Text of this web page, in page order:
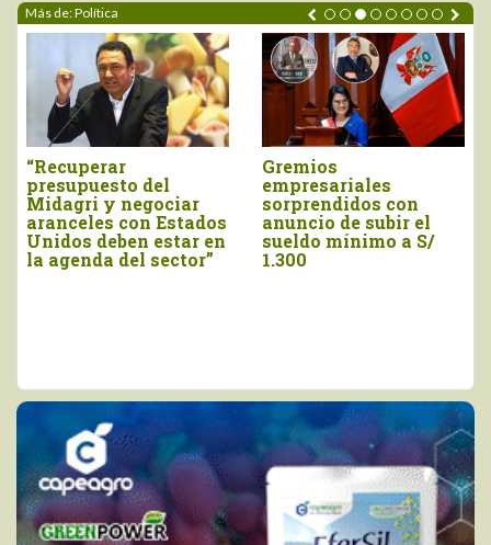
Más de: Política
ADEX saluda
anuncios de
presidenta Keiko
Fujimori
Marco Vinelli
juramentó como
titular del Midagri